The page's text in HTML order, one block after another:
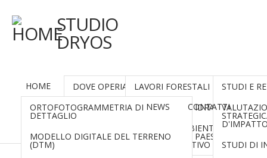
STUDIO
DRYOS
HOME CHI SIAMO
DOVE OPERIAMO
PARTNERS
PROGETTAZIONE
LAVORI FORESTALI
SISTEMAZIONI IDRAULICO
RECUPERI AMBIENTALI,
SISTEMAZIONI PAESAGGISTICHE
VERDE RICREATIVO
ANALISI
STUDI E
STUDI DI
RILIEVI AEREI CON DRONI
ORTOFOTOGRAMMETRIA DI
DETTAGLIO
MODELLO DIGITALE DEL TERRENO
(DTM)
NEWS CONTATTI
Stereoscopia
Disegno in stereoscopia con